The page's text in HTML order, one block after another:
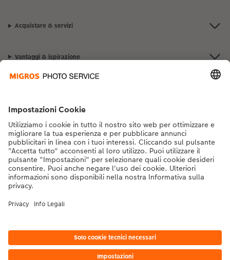
Acquistare & servizi
Vantaggi & ispirazione
Se hai domande sui prodotti o sull'ordine, non esitare a contattarci dal
lunedì alla domenica dalle 9:00 alle 20:00 (esclusi i giorni festivi) al
numero di telefono 043 5500 292dal lunedì alla domenica, dalle 9:00 alle
20:00 (festività escluse)
* I prezzi si intendono IVA inclusa, escl. spese di spedizione come da
prodotto mostrato potrebbe avere un prezzo più alto.